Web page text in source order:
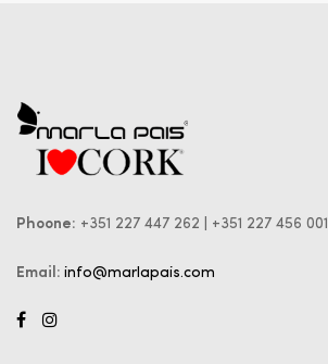
Phoone: +351 227 447 262 | +351 227 456 001
Email: info@marlapais.com